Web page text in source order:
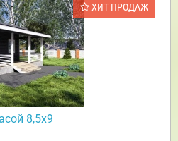
ХИТ ПРОДАЖ
8,5х9